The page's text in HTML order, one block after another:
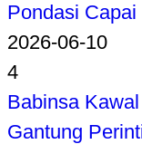
Pondasi
2026-06-10
4
Babinsa
Gantung